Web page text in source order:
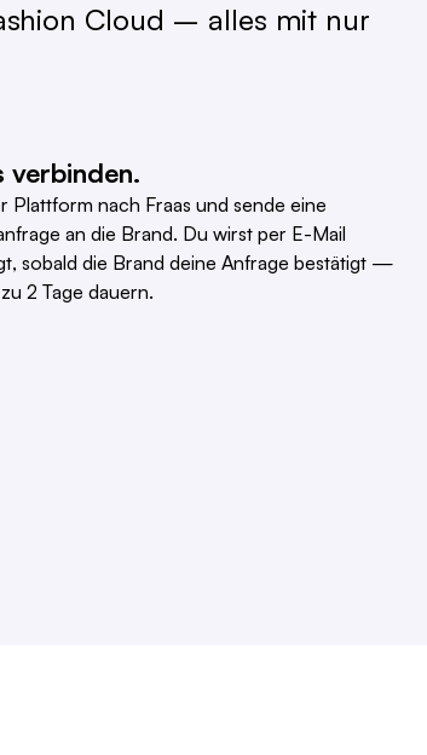
Cloud – alles mit nur
verbinden.
Plattform nach Fraas und sende eine
an die Brand. Du wirst per E-Mail
sobald die Brand deine Anfrage bestätigt —
2 Tage dauern.